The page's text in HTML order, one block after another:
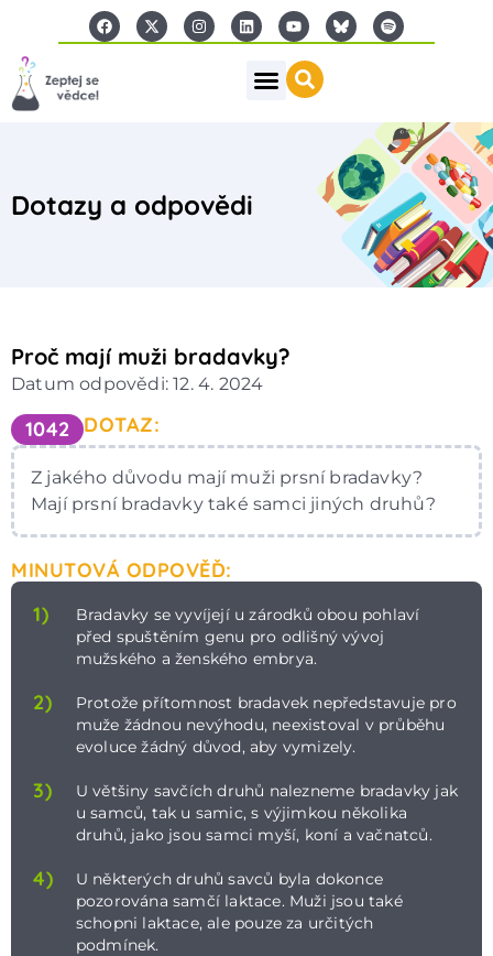
Dotazy a odpovědi
Proč mají muži bradavky?
Datum odpovědi: 12. 4. 2024
1042 DOTAZ:
Z jakého důvodu mají muži prsní bradavky?
Mají prsní bradavky také samci jiných druhů?
MINUTOVÁ ODPOVĚĎ:
1)
Bradavky se vyvíjejí u zárodků obou pohlaví
před spuštěním genu pro odlišný vývoj
mužského a ženského embrya.
2)
Protože přítomnost bradavek nepředstavuje pro
muže žádnou nevýhodu, neexistoval v průběhu
evoluce žádný důvod, aby vymizely.
3)
U většiny savčích druhů nalezneme bradavky jak
u samců, tak u samic, s výjimkou několika
druhů, jako jsou samci myší, koní a vačnatců.
4)
U některých druhů savců byla dokonce
pozorována samčí laktace. Muži jsou také
schopni laktace, ale pouze za určitých
podmínek.